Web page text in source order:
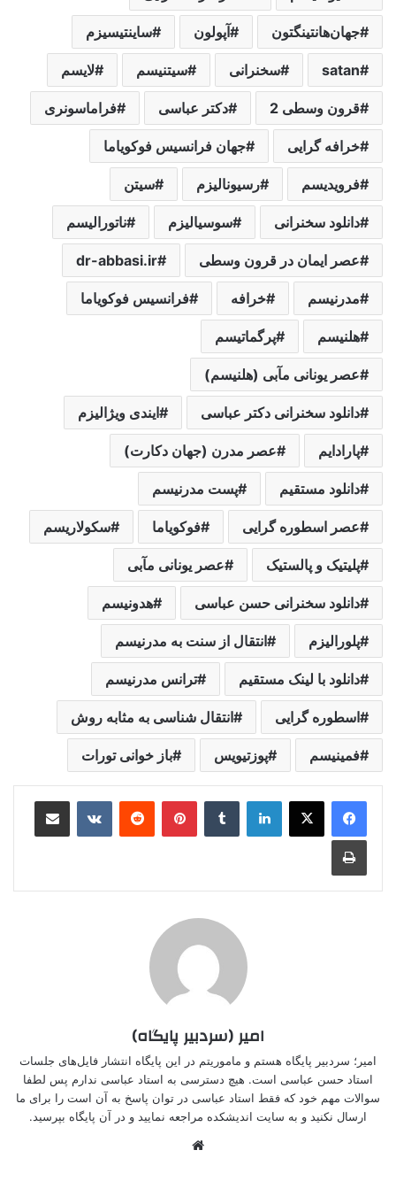
جهان‌هانتینگتون آپولون ساینتیسیزم
satan سخنرانی سیتنیسم لایسم
قرون وسطی 2 دکتر عباسی فراماسونری
خرافه گرایی جهان فرانسیس فوکویاما
فرویدیسم رسیونالیزم سیتن
دانلود سخنرانی سوسیالیزم ناتورالیسم
عصر ایمان در قرون وسطی dr-abbasi.ir
مدرنیسم خرافه فرانسیس فوکویاما
هلنیسم پرگماتیسم
عصر یونانی مآبی (هلنیسم)
دانلود سخنرانی دکتر عباسی ایندی ویژالیزم
پارادایم عصر مدرن (جهان دکارت)
دانلود مستقیم پست مدرنیسم
عصر اسطوره گرایی فوکویاما سکولاریسم
پلیتیک و پالستیک عصر یونانی مآبی
دانلود سخنرانی حسن عباسی هدونیسم
پلورالیزم انتقال از سنت به مدرنیسم
دانلود با لینک مستقیم ترانس مدرنیسم
اسطوره گرایی انتقال شناسی به مثابه روش
فمینیسم پوزتیویس باز خوانی تورات
لینکدین ‫تامبلر ‫پین‌ترست‫رددیت ‫VKontakteاشتراک گذاری از طریق ایمیل
چاپ
امیر (سردبیر پایگاه)
امیر؛ سردبیر پایگاه هستم و ماموریتم در این پایگاه انتشار فایل‌های جلسات
استاد حسن عباسی است. هیچ دسترسی به استاد عباسی ندارم پس لطفا
سوالات مهم خود که فقط استاد عباسی در توان پاسخ به آن است را برای ما
ارسال نکنید و به سایت اندیشکده مراجعه نمایید و در آن پایگاه بپرسید.